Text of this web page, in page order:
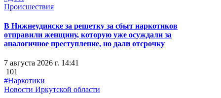
Происшествия
В Нижнеудинске за решетку за сбыт наркотиков
отправили женщину, которую уже осуждали за
аналогичное преступление, но дали отсрочку
7 августа 2026 г. 14:41
101
#Наркотики
Новости Иркутской области